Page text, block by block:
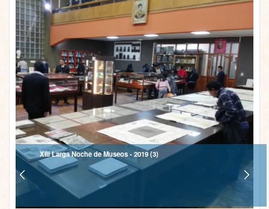
XIII Larga Noche de Museos - 2019 (3)